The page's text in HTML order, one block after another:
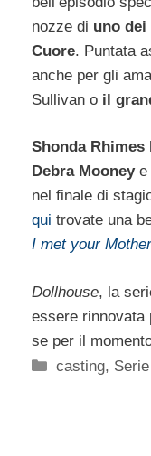
nozze di uno
Cuore. Puntata
anche per gli
Sullivan o il
Shonda Rhimes
Debra Mooneye
nel finale di
qui trovate una
I met your Mother
Dollhouse, la
essere rinnovata
se per il
Categorie
casting,